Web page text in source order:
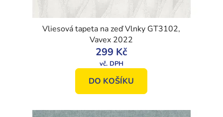
Vliesová tapeta na zeď Vlnky GT3102,
Vavex 2022
299 Kč
DO KOŠÍKU